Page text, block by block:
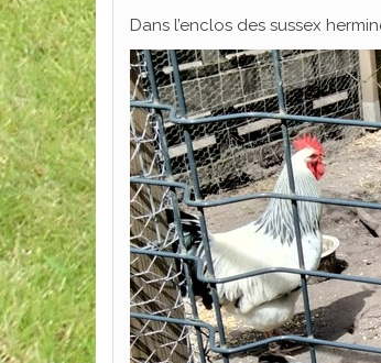
Dans l’enclos des sussex